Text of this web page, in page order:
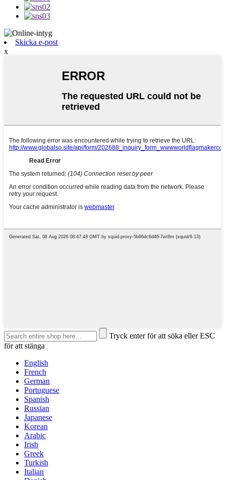
Skicka e-post
x
Tryck enter för att söka eller ESC
för att stänga
English
French
German
Portuguese
Spanish
Russian
Japanese
Korean
Arabic
Irish
Greek
Turkish
Italian